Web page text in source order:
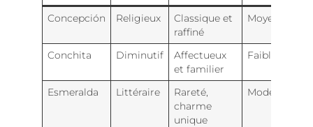
Concepción Religieux
Classique et
raffiné
Moyenne
Conchita Diminutif
Affectueux
et familier
Faible
Esmeralda Littéraire
Rareté,
charme
unique
Modérée